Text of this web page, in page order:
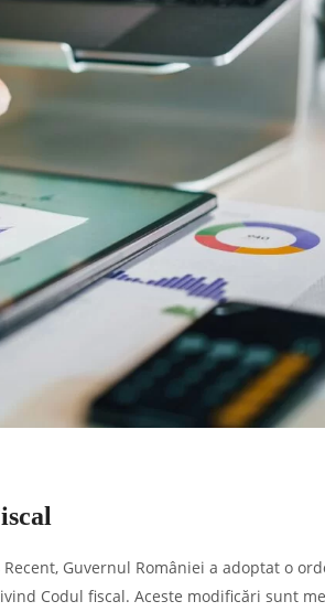
Guvernul României a adoptat o
Codul fiscal. Aceste modificări sunt